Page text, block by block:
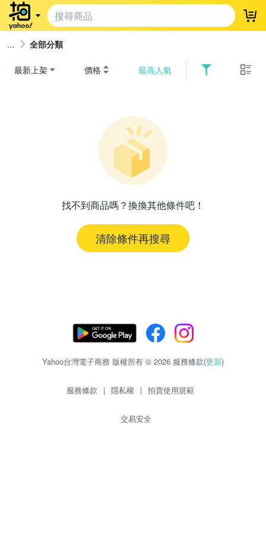
登
全部分類
最新上架 價格 最高人氣
找不到商品嗎？換換其他條件吧！
清除條件再搜尋
Yahoo台灣電子商務 版權所有 © 2026 服務條款(更新)
服務條款 | 隱私權 | 拍賣使用規範
交易安全